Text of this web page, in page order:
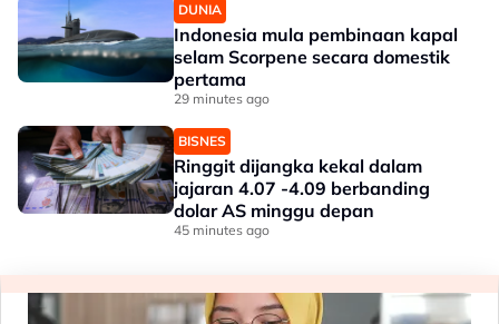
DUNIA
Indonesia mula pembinaan kapal
selam Scorpene secara domestik
pertama
29 minutes ago
BISNES
Ringgit dijangka kekal dalam
jajaran 4.07 -4.09 berbanding
dolar AS minggu depan
45 minutes ago